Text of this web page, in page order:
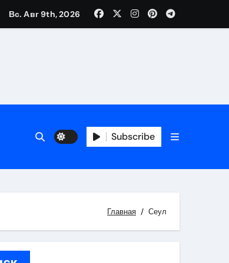
сделки
Вс. Авг 9th, 2026
Subscribe
Главная Сеул